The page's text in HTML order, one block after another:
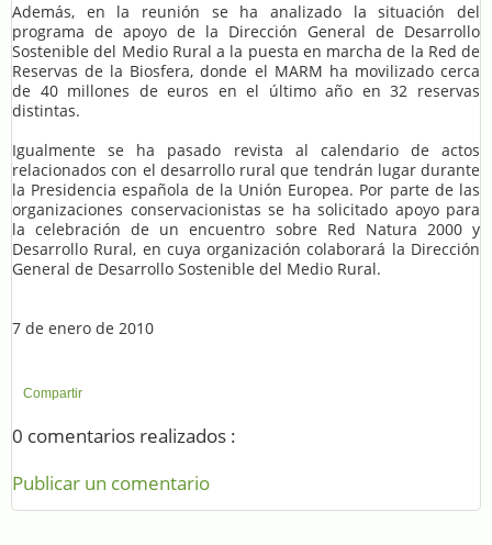
Además, en la reunión se ha analizado la situación del
programa de apoyo de la Dirección General de Desarrollo
Sostenible del Medio Rural a la puesta en marcha de la Red de
Reservas de la Biosfera, donde el MARM ha movilizado cerca
de 40 millones de euros en el último año en 32 reservas
distintas.
Igualmente se ha pasado revista al calendario de actos
relacionados con el desarrollo rural que tendrán lugar durante
la Presidencia española de la Unión Europea. Por parte de las
organizaciones conservacionistas se ha solicitado apoyo para
la celebración de un encuentro sobre Red Natura 2000 y
Desarrollo Rural, en cuya organización colaborará la Dirección
General de Desarrollo Sostenible del Medio Rural.
7 de enero de 2010
Compartir
0 comentarios realizados :
Publicar un comentario